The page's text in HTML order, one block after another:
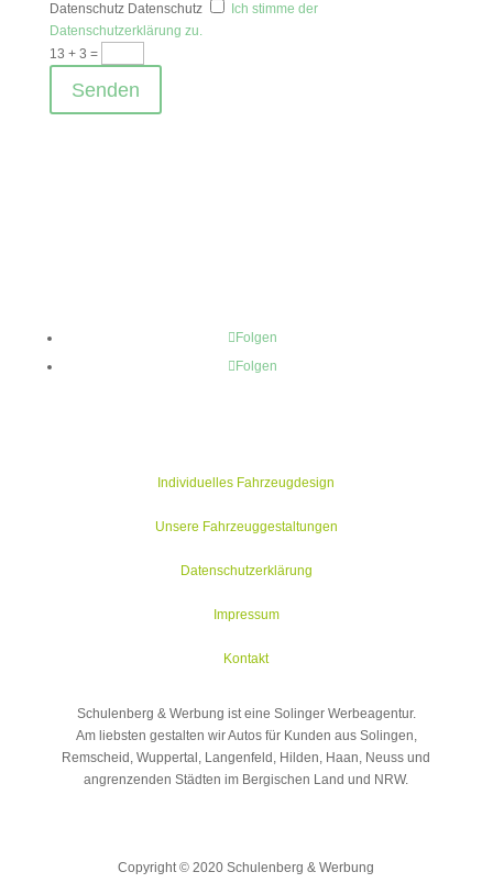
Datenschutz Datenschutz
Ich stimme der
Datenschutzerklärung zu.
13 + 3 =
Senden
Folgen
Folgen
Individuelles Fahrzeugdesign
Unsere Fahrzeuggestaltungen
Datenschutzerklärung
Impressum
Kontakt
Schulenberg & Werbung ist eine Solinger Werbeagentur.
Am liebsten gestalten wir Autos für Kunden aus Solingen,
Remscheid, Wuppertal, Langenfeld, Hilden, Haan, Neuss und
angrenzenden Städten im Bergischen Land und NRW.
Copyright © 2020 Schulenberg & Werbung